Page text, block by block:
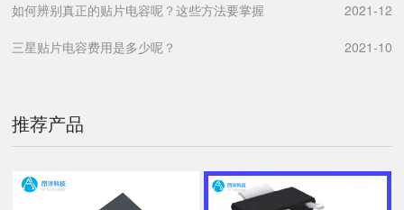
如何辨别真正的贴片电容呢？这些方法要掌握 2021-12
三星贴片电容费用是多少呢？ 2021-10
推荐产品